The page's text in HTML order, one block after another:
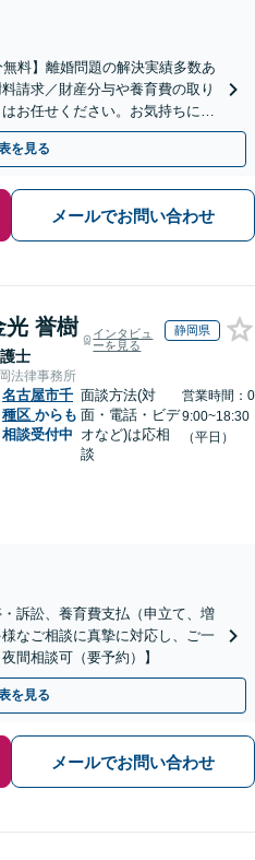
料】離婚問題の解決実績多数あ
請求／財産分与や養育費の取り
お任せください。お気持ちに寄
す【Web相談可】
を見る
メールでお問い合わせ
光 誉樹
士
インタビュ
ーを見る
静岡県
法律事務所
名古屋市千
種区 からも
相談受付中
面談方法(対
面・電話・ビデ
オなど)は応相
談
営業時間：0
9:00~18:30
（平日）
訴訟、養育費支払（申立て、増
なご相談に真摯に対応し、ご一
間相談可（要予約）】
を見る
メールでお問い合わせ